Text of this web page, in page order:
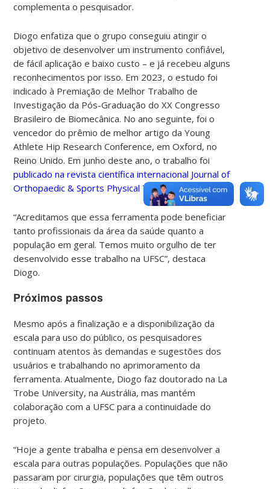
complementa o pesquisador.
Diogo enfatiza que o grupo conseguiu atingir o
objetivo de desenvolver um instrumento confiável,
de fácil aplicação e baixo custo – e já recebeu alguns
reconhecimentos por isso. Em 2023, o estudo foi
indicado à Premiação de Melhor Trabalho de
Investigação da Pós-Graduação do XX Congresso
Brasileiro de Biomecânica. No ano seguinte, foi o
vencedor do prêmio de melhor artigo da Young
Athlete Hip Research Conference, em Oxford, no
Reino Unido. Em junho deste ano, o trabalho foi
publicado na revista científica internacional Journal of
Orthopaedic & Sports Physical Therapy (JOSPT).
“Acreditamos que essa ferramenta pode beneficiar
tanto profissionais da área da saúde quanto a
população em geral. Temos muito orgulho de ter
desenvolvido esse trabalho na UFSC”, destaca
Diogo.
Próximos passos
Mesmo após a finalização e a disponibilização da
escala para uso do público, os pesquisadores
continuam atentos às demandas e sugestões dos
usuários e trabalhando no aprimoramento da
ferramenta. Atualmente, Diogo faz doutorado na La
Trobe University, na Austrália, mas mantém
colaboração com a UFSC para a continuidade do
projeto.
“Hoje a gente trabalha e pensa em desenvolver a
escala para outras populações. Populações que não
passaram por cirurgia, populações que têm outros